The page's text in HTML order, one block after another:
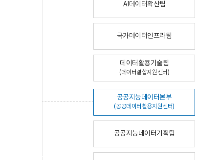
AI데이터확산팀
국가데이터인프라팀
데이터활용기술팀
(데이터결합지원센터)
공공지능데이터본부
(공공데이터활용지원센터)
공공지능데이터기획팀